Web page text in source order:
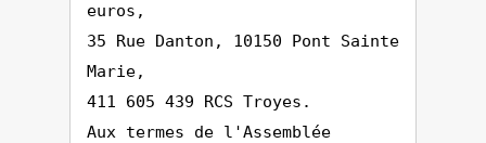
euros,
35 Rue Danton, 10150 Pont Sainte
Marie,
411 605 439 RCS Troyes.
Aux termes de l'Assemblée